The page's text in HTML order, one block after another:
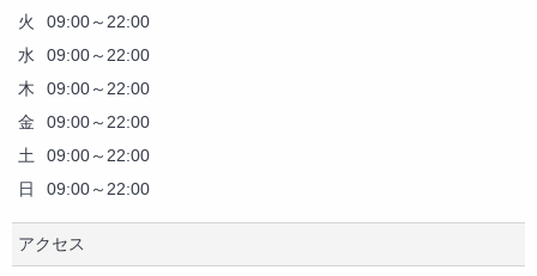
※早朝・深夜対応料金
8時以前、23時以降にご利用の際は、別途早朝・深夜対応料金を頂
戴いたします。
詳細は別途ご相談ください。
パーテション 2,200円 ※色指定はできません。
火
09:00～22:00
水
09:00～22:00
木
09:00～22:00
金
09:00～22:00
土
09:00～22:00
日
09:00～22:00
アクセス